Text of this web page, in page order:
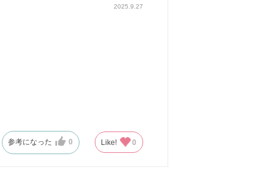
2025.9.27
参考になった 0 Like! 0